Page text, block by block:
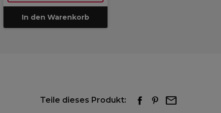
In den Warenkorb
Teile dieses Produkt: